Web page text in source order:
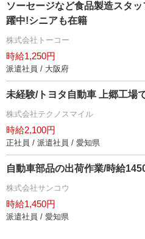
ソーセージなど食品製造スタ
躍中!シニアも在籍
株式会社トーコー
時給1,250円
派遣社員 / 大阪府
未経験/トヨタ自動車 上郷工場
株式会社テクノスマイル
時給2,100円
正社員 / 派遣社員 / 愛知県
自動車部品の出荷作業/時給
株式会社サンコウ
時給1,450円
派遣社員 / 愛知県